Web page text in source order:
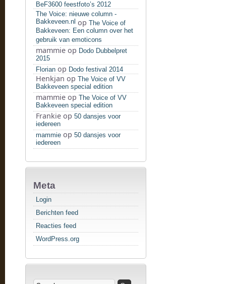
BeF3600 feestfoto’s 2012
The Voice: nieuwe column -
Bakkeveen.nl op The Voice of
Bakkeveen: Een column over het
gebruik van emoticons
mammie op Dodo Dubbelpret
2015
Florian op Dodo festival 2014
Henkjan op The Voice of VV
Bakkeveen special edition
mammie op The Voice of VV
Bakkeveen special edition
Frankie op 50 dansjes voor
iedereen
mammie op 50 dansjes voor
iedereen
Meta
Login
Berichten feed
Reacties feed
WordPress.org